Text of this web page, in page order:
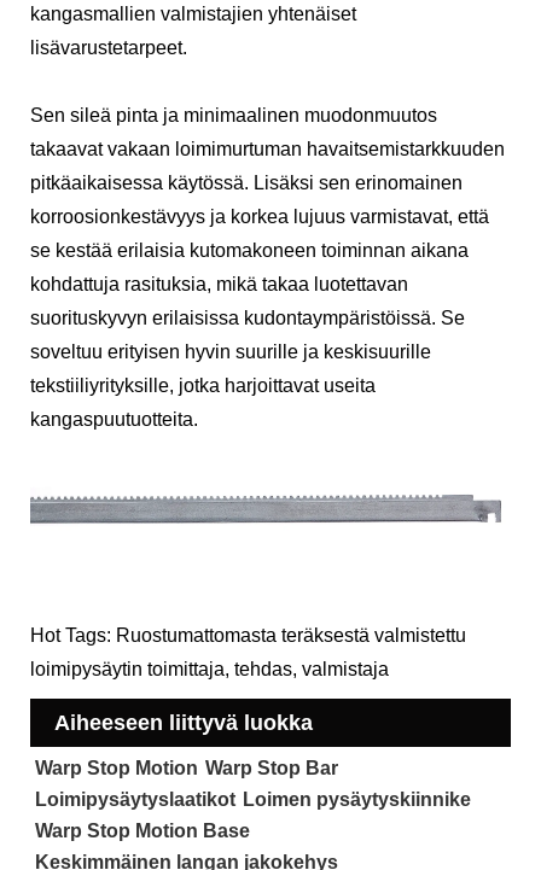
kangasmallien valmistajien yhtenäiset
lisävarustetarpeet.
Sen sileä pinta ja minimaalinen muodonmuutos
takaavat vakaan loimimurtuman havaitsemistarkkuuden
pitkäaikaisessa käytössä. Lisäksi sen erinomainen
korroosionkestävyys ja korkea lujuus varmistavat, että
se kestää erilaisia ​​kutomakoneen toiminnan aikana
kohdattuja rasituksia, mikä takaa luotettavan
suorituskyvyn erilaisissa kudontaympäristöissä. Se
soveltuu erityisen hyvin suurille ja keskisuurille
tekstiiliyrityksille, jotka harjoittavat useita
kangaspuutuotteita.
Hot Tags: Ruostumattomasta teräksestä valmistettu
loimipysäytin toimittaja, tehdas, valmistaja
Aiheeseen liittyvä luokka
Warp Stop Motion Warp Stop Bar
Loimipysäytyslaatikot Loimen pysäytyskiinnike
Warp Stop Motion Base
Keskimmäinen langan jakokehys